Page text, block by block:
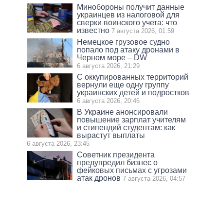
Минобороны получит данные
украинцев из налоговой для
сверки воинского учета: что
известно 7 августа 2026, 01:59
Немецкое грузовое судно
попало под атаку дронами в
Черном море – DW
6 августа 2026, 21:29
С оккупированных территорий
вернули еще одну группу
украинских детей и подростков
6 августа 2026, 20:46
В Украине анонсировали
повышение зарплат учителям
и стипендий студентам: как
вырастут выплаты
6 августа 2026, 23:45
Советник президента
предупредил бизнес о
фейковых письмах с угрозами
атак дронов 7 августа 2026, 04:57